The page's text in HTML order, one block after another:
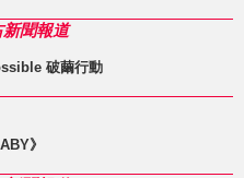
聞報道
破繭行動
》